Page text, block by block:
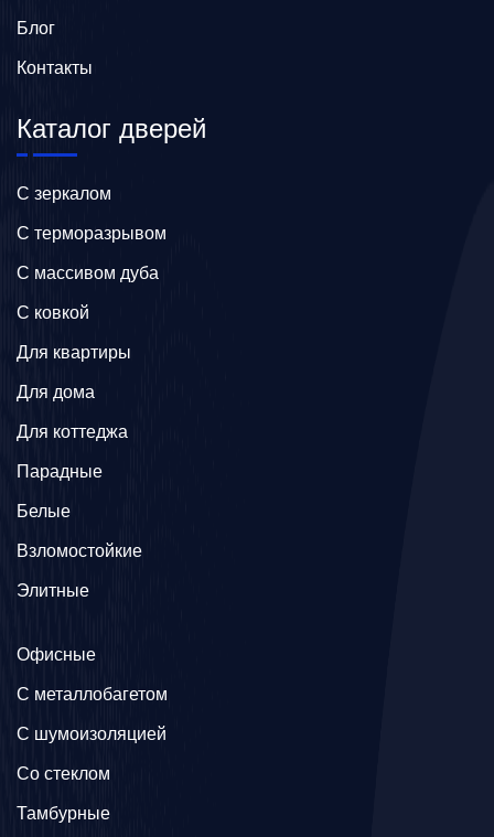
Блог
Контакты
Каталог дверей
C зеркалом
C терморазрывом
C массивом дуба
C ковкой
Для квартиры
Для дома
Для коттеджа
Парадные
Белые
Взломостойкие
Элитные
Офисные
C металлобагетом
С шумоизоляцией
Со стеклом
Тамбурные